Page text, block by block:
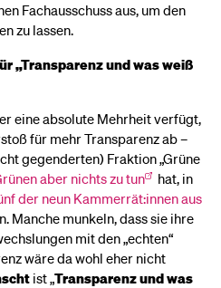
Fachausschuss aus, um den
zu lassen.
„Transparenz und was weiß
eine absolute Mehrheit verfügt,
für mehr Transparenz ab –
gegenderten) Fraktion „Grüne
aber nichts zu tun
hat, in
der neun Kammerrät:innen aus
Manche munkeln, dass sie ihre
mit den „echten“
wäre da wohl eher nicht
ist „Transparenz und was